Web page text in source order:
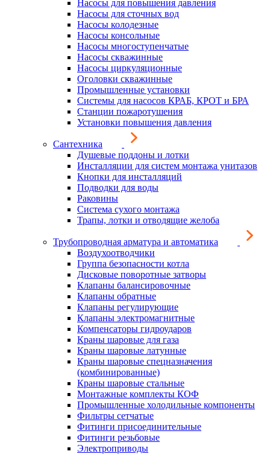
Насосы для повышения давления
Насосы для сточных вод
Насосы колодезные
Насосы консольные
Насосы многоступенчатые
Насосы скважинные
Насосы циркуляционные
Оголовки скважинные
Промышленные установки
Системы для насосов КРАБ, КРОТ и БРА
Станции пожаротушения
Установки повышения давления
Сантехника
Душевые поддоны и лотки
Инсталляции для систем монтажа унитазов
Кнопки для инсталляций
Подводки для воды
Раковины
Система сухого монтажа
Трапы, лотки и отводящие желоба
Трубопроводная арматура и автоматика
Воздухоотводчики
Группа безопасности котла
Дисковые поворотные затворы
Клапаны балансировочные
Клапаны обратные
Клапаны регулирующие
Клапаны электромагнитные
Компенсаторы гидроударов
Краны шаровые для газа
Краны шаровые латунные
Краны шаровые спецназначения
(комбинированные)
Краны шаровые стальные
Монтажные комплекты КОФ
Промышленные холодильные компоненты
Фильтры сетчатые
Фитинги присоединительные
Фитинги резьбовые
Электроприводы